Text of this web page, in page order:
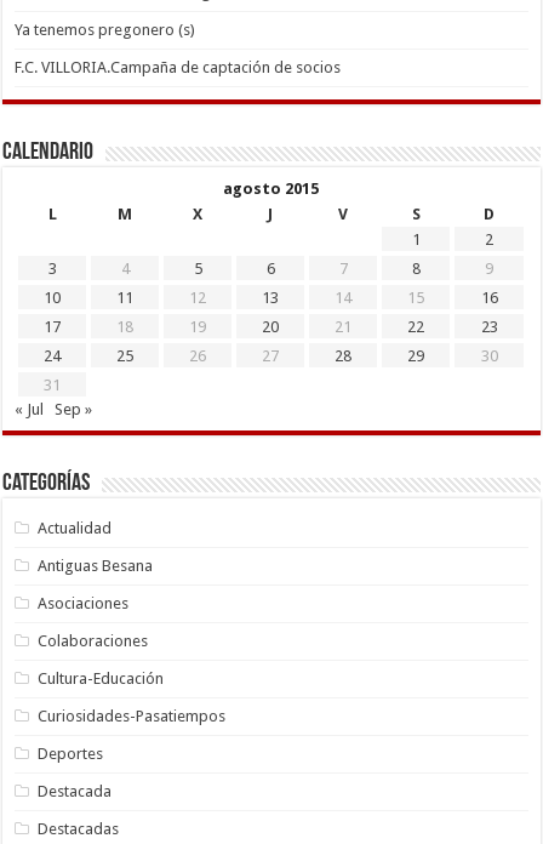
Ya tenemos pregonero (s)
F.C. VILLORIA.Campaña de captación de socios
Calendario
agosto 2015
L
M X J V S
D
1
2
3
4 5 6 7 8
9
10
11 12 13 14 15
16
17
18 19 20 21 22
23
24
25 26 27 28 29
30
31
« Jul
Sep »
Categorías
Actualidad
Antiguas Besana
Asociaciones
Colaboraciones
Cultura-Educación
Curiosidades-Pasatiempos
Deportes
Destacada
Destacadas